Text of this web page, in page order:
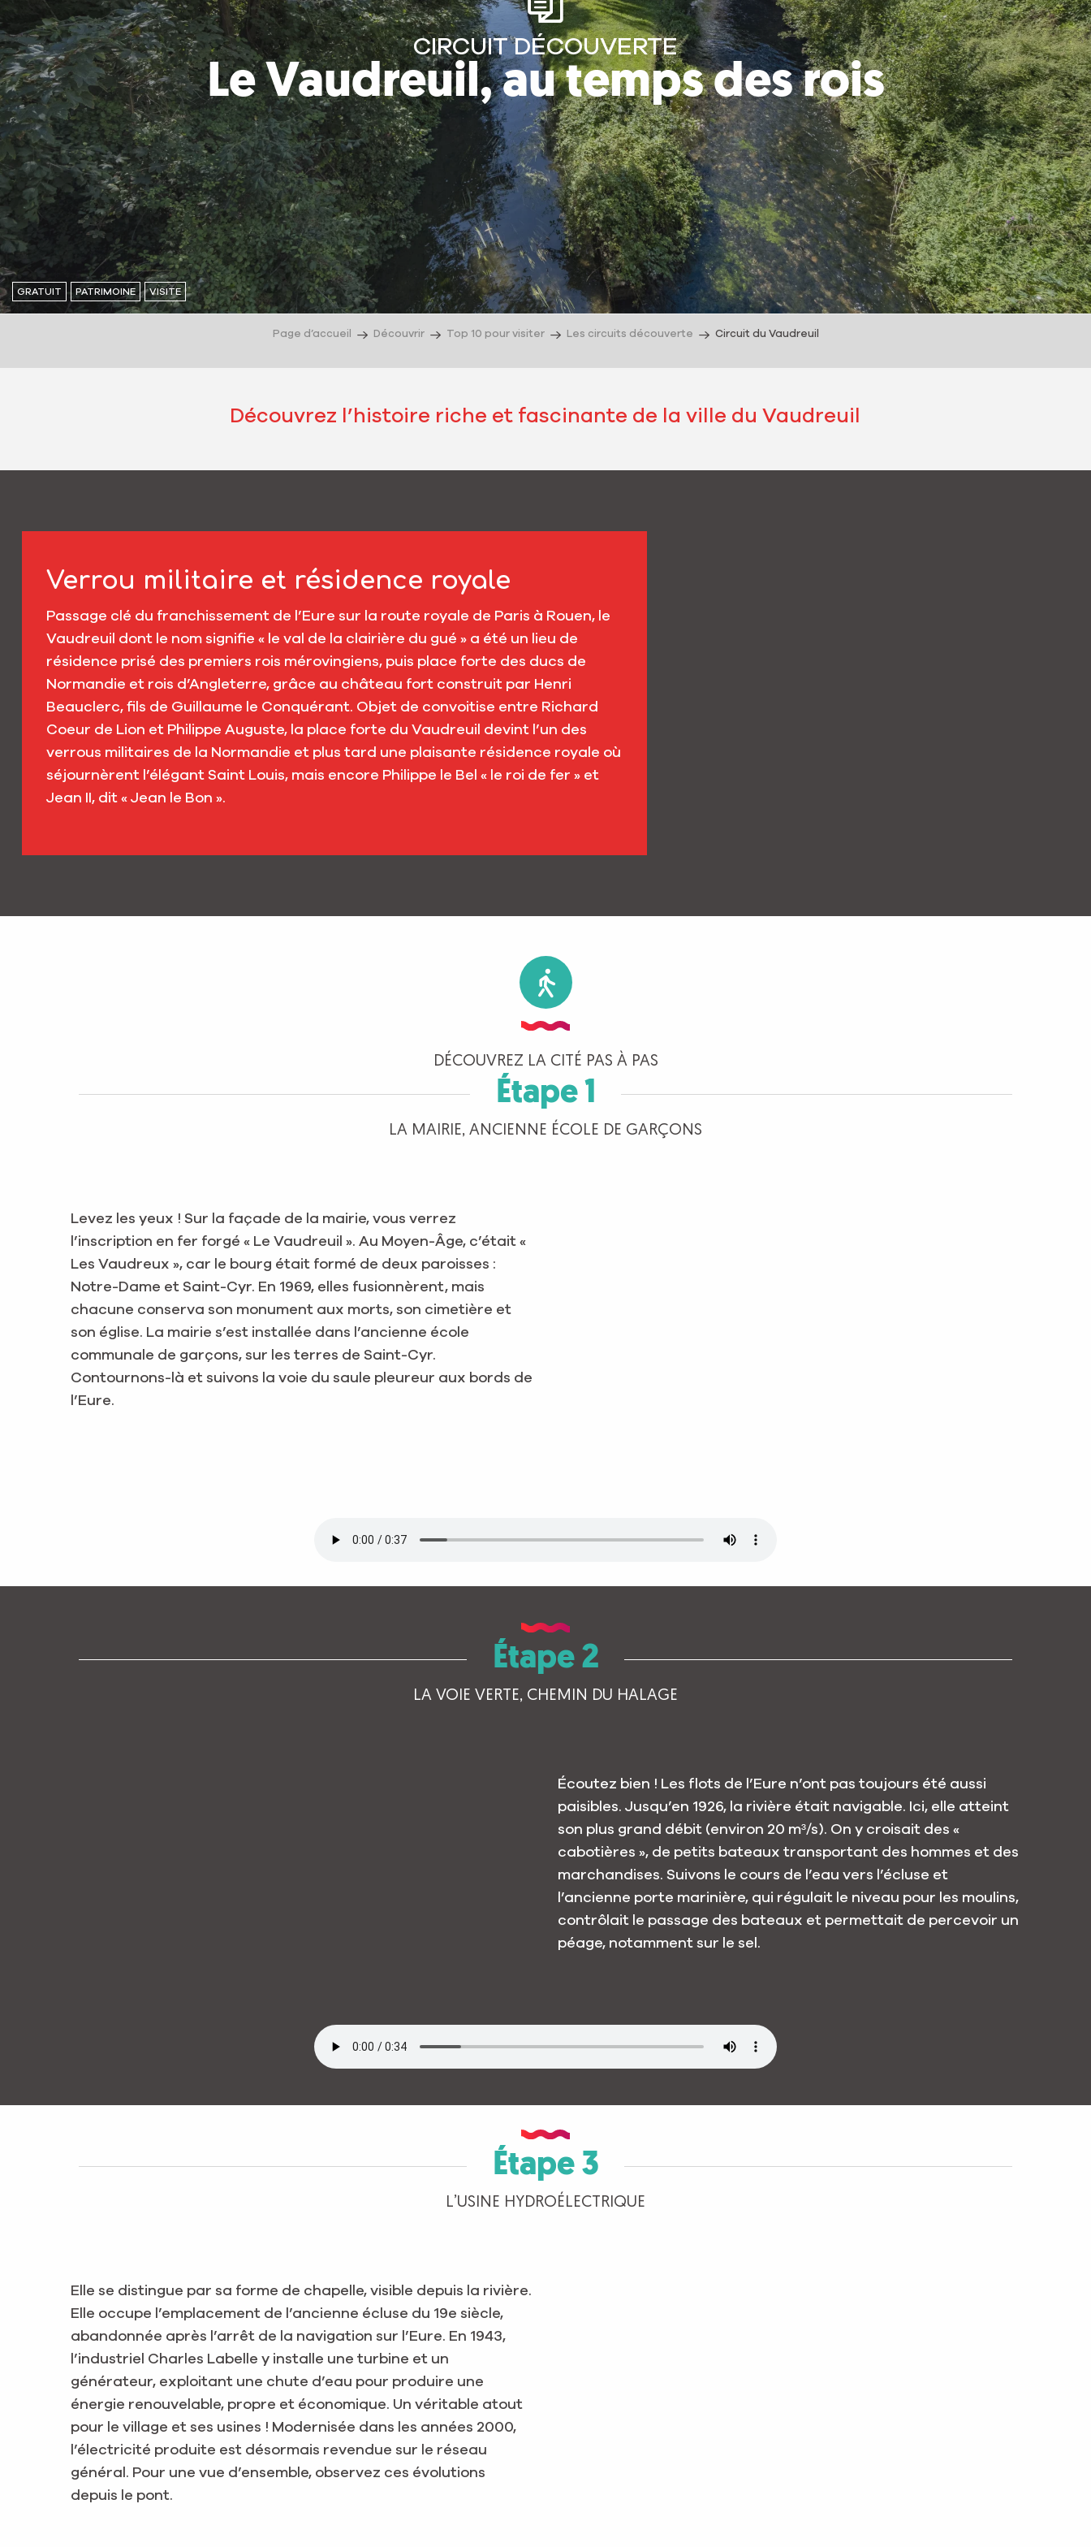
CIRCUIT DÉCOUVERTE
Le Vaudreuil, au temps des rois
GRATUIT PATRIMOINE VISITE
Page d’accueil Découvrir Top 10 pour visiter Les circuits découverte Circuit du Vaudreuil
Découvrez l’histoire riche et fascinante de la ville du Vaudreuil
Verrou militaire et résidence royale
Passage clé du franchissement de l’Eure sur la route royale de Paris à Rouen, le
Vaudreuil dont le nom signifie « le val de la clairière du gué » a été un lieu de
résidence prisé des premiers rois mérovingiens, puis place forte des ducs de
Normandie et rois d’Angleterre, grâce au château fort construit par Henri
Beauclerc, fils de Guillaume le Conquérant. Objet de convoitise entre Richard
Coeur de Lion et Philippe Auguste, la place forte du Vaudreuil devint l’un des
verrous militaires de la Normandie et plus tard une plaisante résidence royale où
séjournèrent l’élégant Saint Louis, mais encore Philippe le Bel « le roi de fer » et
Jean II, dit « Jean le Bon ».
DÉCOUVREZ LA CITÉ PAS À PAS
Étape 1
LA MAIRIE, ANCIENNE ÉCOLE DE GARÇONS
Levez les yeux ! Sur la façade de la mairie, vous verrez
l’inscription en fer forgé « Le Vaudreuil ». Au Moyen-Âge, c’était «
Les Vaudreux », car le bourg était formé de deux paroisses :
Notre-Dame et Saint-Cyr. En 1969, elles fusionnèrent, mais
chacune conserva son monument aux morts, son cimetière et
son église. La mairie s’est installée dans l’ancienne école
communale de garçons, sur les terres de Saint-Cyr.
Contournons-là et suivons la voie du saule pleureur aux bords de
l’Eure.
Étape 2
LA VOIE VERTE, CHEMIN DU HALAGE
Écoutez bien ! Les flots de l’Eure n’ont pas toujours été aussi
paisibles. Jusqu’en 1926, la rivière était navigable. Ici, elle atteint
son plus grand débit (environ 20 m³/s). On y croisait des «
cabotières », de petits bateaux transportant des hommes et des
marchandises. Suivons le cours de l’eau vers l’écluse et
l’ancienne porte marinière, qui régulait le niveau pour les moulins,
contrôlait le passage des bateaux et permettait de percevoir un
péage, notamment sur le sel.
Étape 3
L’USINE HYDROÉLECTRIQUE
Elle se distingue par sa forme de chapelle, visible depuis la rivière.
Elle occupe l’emplacement de l’ancienne écluse du 19e siècle,
abandonnée après l’arrêt de la navigation sur l’Eure. En 1943,
l’industriel Charles Labelle y installe une turbine et un
générateur, exploitant une chute d’eau pour produire une
énergie renouvelable, propre et économique. Un véritable atout
pour le village et ses usines ! Modernisée dans les années 2000,
l’électricité produite est désormais revendue sur le réseau
général. Pour une vue d’ensemble, observez ces évolutions
depuis le pont.